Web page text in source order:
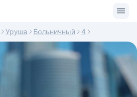
Уруша Больничный 4